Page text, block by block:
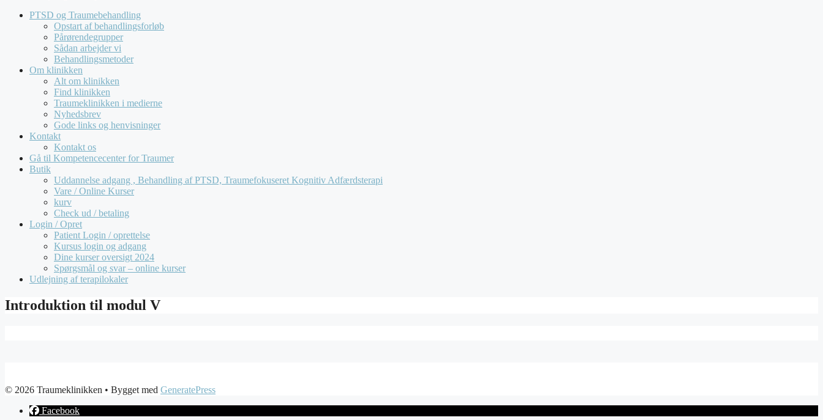
PTSD og Traumebehandling
Opstart af behandlingsforløb
Pårørendegrupper
Sådan arbejder vi
Behandlingsmetoder
Om klinikken
Alt om klinikken
Find klinikken
Traumeklinikken i medierne
Nyhedsbrev
Gode links og henvisninger
Kontakt
Kontakt os
Gå til Kompetencecenter for Traumer
Butik
Uddannelse adgang , Behandling af PTSD, Traumefokuseret Kognitiv Adfærdsterapi
Vare / Online Kurser
kurv
Check ud / betaling
Login / Opret
Patient Login / oprettelse
Kursus login og adgang
Dine kurser oversigt 2024
Spørgsmål og svar – online kurser
Udlejning af terapilokaler
Introduktion til modul V
© 2026 Traumeklinikken • Bygget med GeneratePress
Facebook